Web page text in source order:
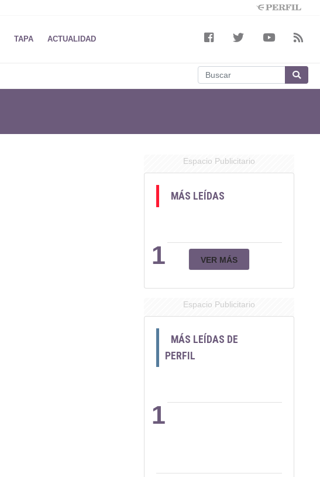
TAPA ACTUALIDAD
Espacio Publicitario
MÁS LEÍDAS
1 VER MÁS
Espacio Publicitario
MÁS LEÍDAS DE
PERFIL
1
2